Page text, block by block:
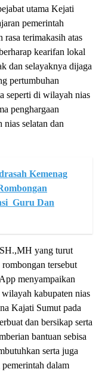
utama Kejati
pemerintah
rasa terimakasih atas
kearifan lokal
dan selayaknya dijaga
pertumbuhan
seperti di wilayah nias
penghargaan
nias selatan dan
Kemenag
Guru Dan
yang turut
tersebut
menyampaikan
kabupaten nias
Kajati Sumut pada
dan bersikap serta
bantuan sebisa
serta juga
dalam